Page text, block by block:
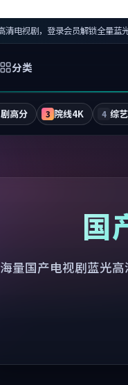
电视剧，登录会员解锁全量蓝
分类
高分 3 院线4K 4 综
国
海量国产电视剧蓝光